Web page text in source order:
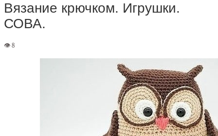
Вязание крючком. Игрушки.
СОВА.